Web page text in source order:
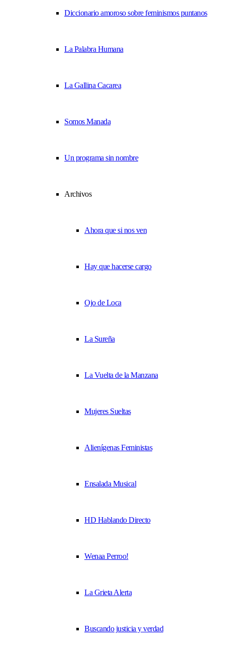
Diccionario amoroso sobre feminismos puntanos
La Palabra Humana
La Gallina Cacarea
Somos Manada
Un programa sin nombre
Archivos
Ahora que si nos ven
Hay que hacerse cargo
Ojo de Loca
La Sureña
La Vuelta de la Manzana
Mujeres Sueltas
Alienígenas Feministas
Ensalada Musical
HD Hablando Directo
Wenaa Perroo!
La Grieta Alerta
Buscando justicia y verdad